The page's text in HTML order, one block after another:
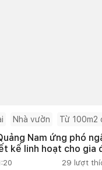
Nhà vườn Từ 100m2
Nam ứng phó
kế linh hoạt cho gia
29 lượt